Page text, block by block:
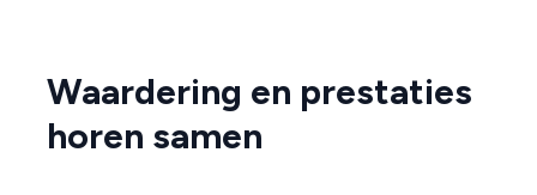
Waardering en prestaties
horen samen